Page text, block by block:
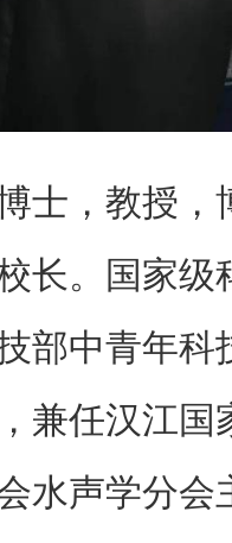
，教授，
长。国家
部中青年科
兼任汉江国
水声学分